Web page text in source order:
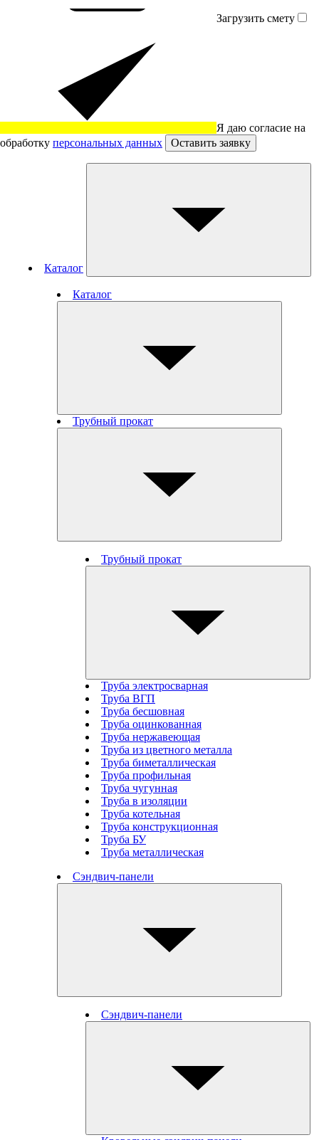
Загрузить смету
Я даю согласие на
обработку персональных данных Оставить заявку
Каталог
Каталог
Трубный прокат
Трубный прокат
Труба электросварная
Труба ВГП
Труба бесшовная
Труба оцинкованная
Труба нержавеющая
Труба из цветного металла
Труба биметаллическая
Труба профильная
Труба чугунная
Труба в изоляции
Труба котельная
Труба конструкционная
Труба БУ
Труба металлическая
Сэндвич-панели
Сэндвич-панели